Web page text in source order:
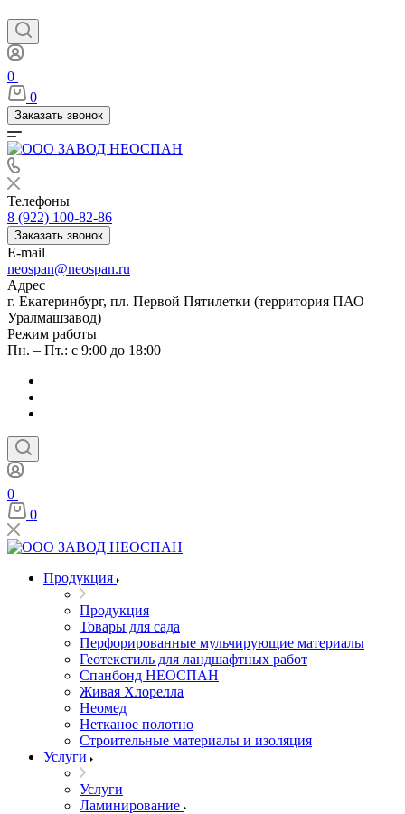
0
0
Заказать звонок
Телефоны
8 (922) 100-82-86
Заказать звонок
E-mail
neospan@neospan.ru
Адрес
г. Екатеринбург, пл. Первой Пятилетки (территория ПАО
Уралмашзавод)
Режим работы
Пн. – Пт.: с 9:00 до 18:00
0
0
Продукция
Продукция
Товары для сада
Перфорированные мульчирующие материалы
Геотекстиль для ландшафтных работ
Спанбонд НЕОСПАН
Живая Хлорелла
Нeомед
Нетканое полотно
Строительные материалы и изоляция
Услуги
Услуги
Ламинирование